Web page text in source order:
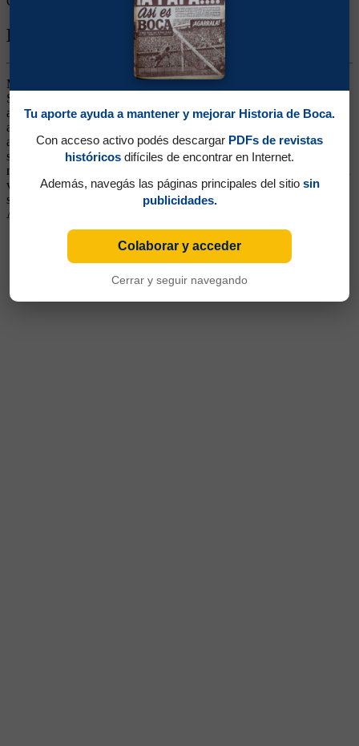
Biografía de Luis Adrián Medero
Marcador Central. Ganó dos títulos (Apertura 1992 y Copa de Oro
Sudamericana 1993). Surgido de las Inferiores. Debutó suplantando
al lesionado Simón, nada más y nada menos que en un superclásico
ante River y marcando a Ramón Díaz. Anduvo muy bien y se
afirmó en el puesto. Sobre el final de ese torneo, le marcó un golazo
sensacional a Platense, gambeteando a medio equipo rival y
metiéndola en el ángulo. A mediados del '93 se quebró el tobillo y al
volver no fue el mismo. Además tenía muchos jugadores ocupando
su puesto. Siguió su carrera en Colón, San Lorenzo, Olimpo,
Argentinos, Emelec de Ecuador y Gimnasia y Esgrima de Jujuy.
Tu aporte ayuda a mantener y mejorar Historia de Boca.
Con acceso activo podés descargar PDFs de revistas
históricos difíciles de encontrar en Internet.
Además, navegás las páginas principales del sitio sin
publicidades.
Colaborar y acceder
Cerrar y seguir navegando